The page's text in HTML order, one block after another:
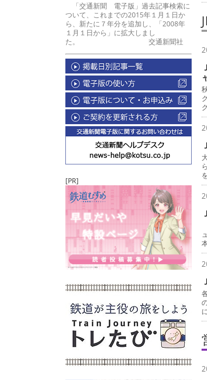
「交通新聞 電子版」過去記事検索に
ついて、これまでの2015年１月１日か
ら、新たに７年分を追加し、「2008年
１月１日から」に拡大しまし
た。 交通新聞社
[PR]